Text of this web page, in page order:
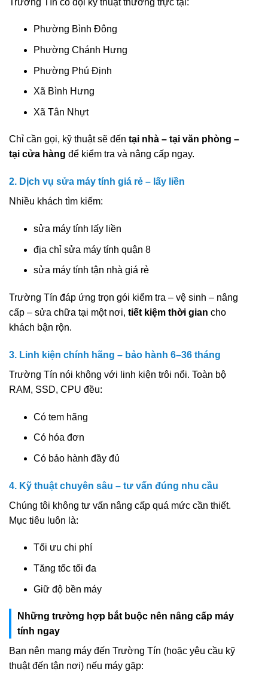
Phường Bình Đông
Phường Chánh Hưng
Phường Phú Định
Xã Bình Hưng
Xã Tân Nhựt
Chỉ cần gọi, kỹ thuật sẽ đến tại nhà – tại văn phòng –
tại cửa hàng để kiểm tra và nâng cấp ngay.
2. Dịch vụ sửa máy tính giá rẻ – lấy liền
Nhiều khách tìm kiếm:
sửa máy tính lấy liền
địa chỉ sửa máy tính quận 8
sửa máy tính tận nhà giá rẻ
Trường Tín đáp ứng trọn gói kiểm tra – vệ sinh – nâng
cấp – sửa chữa tại một nơi, tiết kiệm thời gian cho
khách bận rộn.
3. Linh kiện chính hãng – bảo hành 6–36 tháng
Trường Tín nói không với linh kiện trôi nổi. Toàn bộ
RAM, SSD, CPU đều:
Có tem hãng
Có hóa đơn
Có bảo hành đầy đủ
4. Kỹ thuật chuyên sâu – tư vấn đúng nhu cầu
Chúng tôi không tư vấn nâng cấp quá mức cần thiết.
Mục tiêu luôn là:
Tối ưu chi phí
Tăng tốc tối đa
Giữ độ bền máy
Những trường hợp bắt buộc nên nâng cấp máy
tính ngay
Bạn nên mang máy đến Trường Tín (hoặc yêu cầu kỹ
thuật đến tận nơi) nếu máy gặp: